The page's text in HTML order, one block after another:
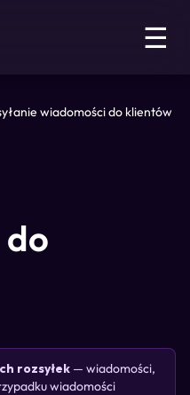
☰
wiadomości do klientów
rozsyłek — wiadomości,
wiadomości